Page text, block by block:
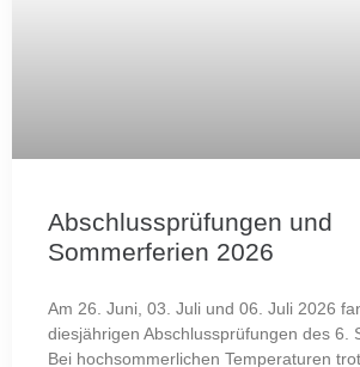
Abschlussprüfungen und
Sommerferien 2026
Am 26. Juni, 03. Juli und 06. Juli 2026
diesjährigen Abschlussprüfungen des 6.
Bei hochsommerlichen Temperaturen